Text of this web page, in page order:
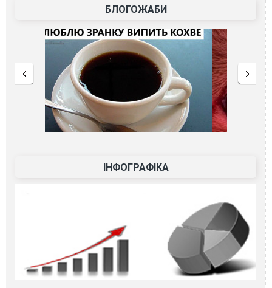
БЛОГОЖАБИ
ІНФОГРАФІКА